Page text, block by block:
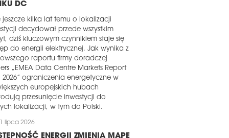
DC
jeszcze kilka lat temu o lokalizacji
decydował przede wszystkim
dziś kluczowym czynnikiem staje się
do energii elektrycznej. Jak wynika z
raportu firmy doradczej
„EMEA Data Centre Markets Report
2026” ograniczenia energetyczne w
europejskich hubach
przesunięcie inwestycji do
lokalizacji, w tym do Polski.
lipca 2026
ENERGII ZMIENIA MAPĘ